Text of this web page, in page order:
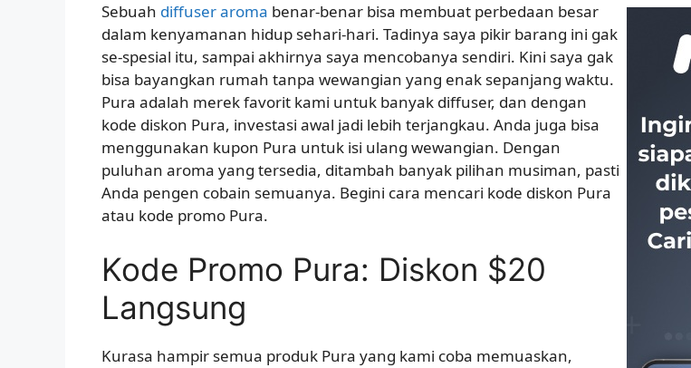
Sebuah diffuser aroma benar-benar bisa membuat perbedaan besar
dalam kenyamanan hidup sehari-hari. Tadinya saya pikir barang ini gak
se-spesial itu, sampai akhirnya saya mencobanya sendiri. Kini saya gak
bisa bayangkan rumah tanpa wewangian yang enak sepanjang waktu.
Pura adalah merek favorit kami untuk banyak diffuser, dan dengan
kode diskon Pura, investasi awal jadi lebih terjangkau. Anda juga bisa
menggunakan kupon Pura untuk isi ulang wewangian. Dengan
puluhan aroma yang tersedia, ditambah banyak pilihan musiman, pasti
Anda pengen cobain semuanya. Begini cara mencari kode diskon Pura
atau kode promo Pura.
Kode Promo Pura: Diskon $20
Langsung
Kurasa hampir semua produk Pura yang kami coba memuaskan,